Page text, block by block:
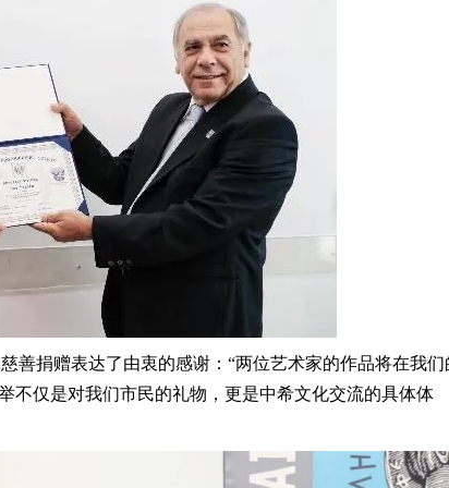
善捐赠表达了由衷的感谢：“两位艺术家的作品将在我们
不仅是对我们市民的礼物，更是中希文化交流的具体体